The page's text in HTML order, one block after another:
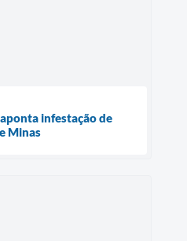
infestação de
Minas